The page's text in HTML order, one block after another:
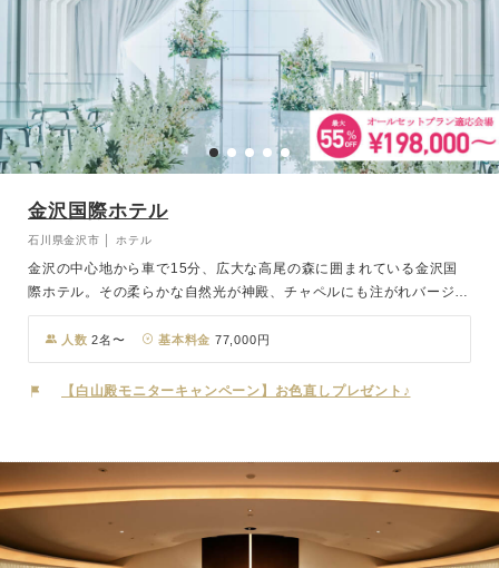
金沢国際ホテル
石川県金沢市 │ ホテル
金沢の中心地から車で15分、広大な高尾の森に囲まれている金沢国
際ホテル。その柔らかな自然光が神殿、チャペルにも注がれバージン
ロードを照らし、二人の門出を祝福します。山側環状道路を利用すれ
ば、富山や福井方面からもICより約20分と北陸エリアのゲストには
アクセス良好な立地です。
人数 2名〜 基本料金 77,000円
【白山殿モニターキャンペーン】お色直しプレゼント♪